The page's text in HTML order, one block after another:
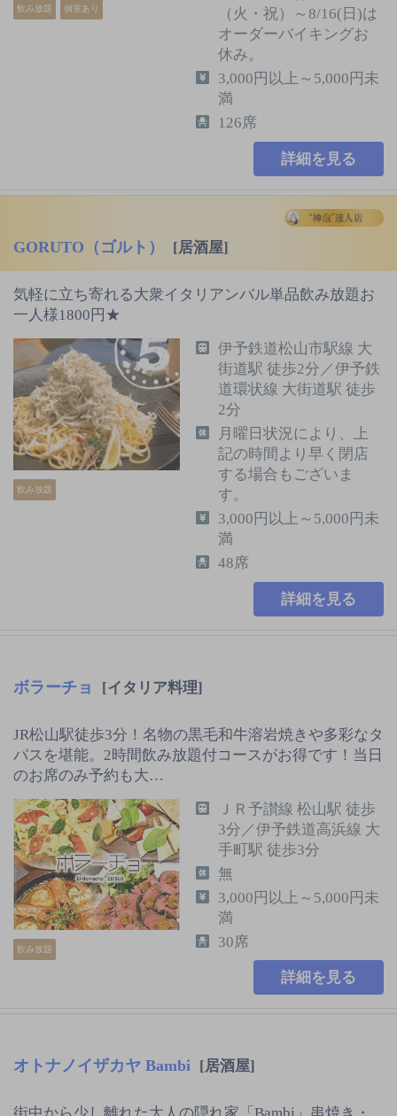
飲み放題 個室あり
（火・祝）～8/16(日)は
オーダーバイキングお
休み。
3,000円以上～5,000円未
満
126席
詳細を見る
GORUTO（ゴルト） [居酒屋]
気軽に立ち寄れる大衆イタリアンバル単品飲み放題お
一人様1800円★
飲み放題
伊予鉄道松山市駅線 大
街道駅 徒歩2分／伊予鉄
道環状線 大街道駅 徒歩
2分
月曜日状況により、上
記の時間より早く閉店
する場合もございま
す。
3,000円以上～5,000円未
満
48席
詳細を見る
ボラーチョ [イタリア料理]
JR松山駅徒歩3分！名物の黒毛和牛溶岩焼きや多彩なタ
パスを堪能。2時間飲み放題付コースがお得です！当日
のお席のみ予約も大…
飲み放題
ＪＲ予讃線 松山駅 徒歩
3分／伊予鉄道高浜線 大
手町駅 徒歩3分
無
3,000円以上～5,000円未
満
30席
詳細を見る
オトナノイザカヤ Bambi [居酒屋]